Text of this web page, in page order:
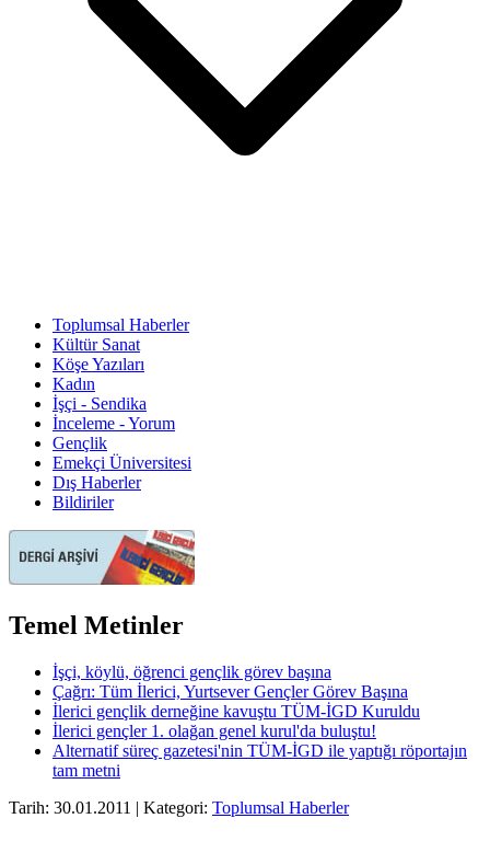
Toplumsal Haberler
Kültür Sanat
Köşe Yazıları
Kadın
İşçi - Sendika
İnceleme - Yorum
Gençlik
Emekçi Üniversitesi
Dış Haberler
Bildiriler
Temel Metinler
İşçi, köylü, öğrenci gençlik görev başına
Çağrı: Tüm İlerici, Yurtsever Gençler Görev Başına
İlerici gençlik derneğine kavuştu TÜM-İGD Kuruldu
İlerici gençler 1. olağan genel kurul'da buluştu!
Alternatif süreç gazetesi'nin TÜM-İGD ile yaptığı röportajın
tam metni
Tarih: 30.01.2011 | Kategori: Toplumsal Haberler